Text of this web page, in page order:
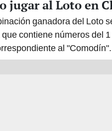
jugar al Loto en
ganadora del Loto
contiene números del
al "Comodín".